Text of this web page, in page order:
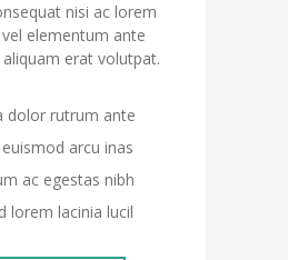
nisi ac lorem
elementum ante
erat volutpat.
dolor rutrum ante
arcu inas
ac egestas nibh
lorem lacinia lucil